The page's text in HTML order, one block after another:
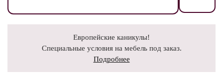
Европейские каникулы!
Специальные условия на мебель под заказ.
Подробнее